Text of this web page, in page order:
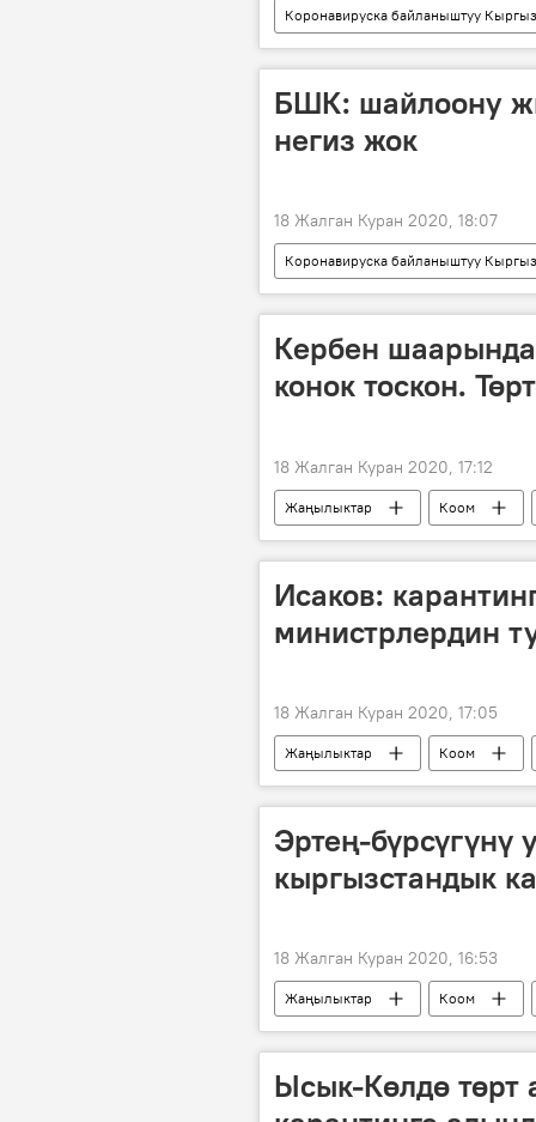
Коронавируска байланыштуу
Кыргызстандагы коронавирус
БШК: шайлоону
негиз жок
18 Жалган Куран 2020, 18:07
Коронавируска байланыштуу
Кыргызстандагы коронавирус
Кербен
конок тоскон.
18 Жалган Куран 2020, 17:12
Жаңылыктар Коом
коронавирус
тест
Кыргызстандагы коронавирус
Исаков:
министрлердин
18 Жалган Куран 2020, 17:05
Жаңылыктар Коом
илдет
аткаминер
Эртең-бүрсүгүнү
кыргызстандык
18 Жалган Куран 2020, 16:53
Жаңылыктар Коом
Коронавируска байланыштуу
Ысык-Көлдө төрт